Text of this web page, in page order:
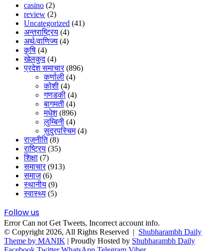
casino (2)
review (2)
Uncategorized (41)
अन्तराष्ट्रिय (4)
अर्थ/वाणिज्य (4)
कृषि (4)
खेलकुद(4)
प्रदेश समाचार(896)
कर्णाली (4)
कोशी (4)
गणडकी (4)
बागमती (4)
मधेश(896)
लुम्बिनी (4)
सुदुरपस्चिम(4)
राजनीति(8)
राष्ट्रिय (35)
शिक्षा (7)
समाचार(913)
समाज(6)
स्थानीय (9)
स्वास्थ्य (5)
Follow us
Error Can not Get Tweets, Incorrect account info.
© Copyright 2026, All Rights Reserved | Shubharambh Daily
Theme by MANIK | Proudly Hosted by Shubharambh Daily